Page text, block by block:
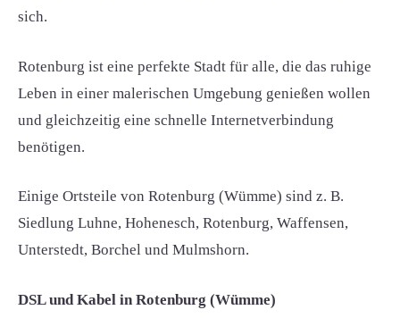
sich.
Rotenburg ist eine perfekte Stadt für alle, die das ruhige
Leben in einer malerischen Umgebung genießen wollen
und gleichzeitig eine schnelle Internetverbindung
benötigen.
Einige Ortsteile von Rotenburg (Wümme) sind z. B.
Siedlung Luhne, Hohenesch, Rotenburg, Waffensen,
Unterstedt, Borchel und Mulmshorn.
DSL und Kabel in Rotenburg (Wümme)